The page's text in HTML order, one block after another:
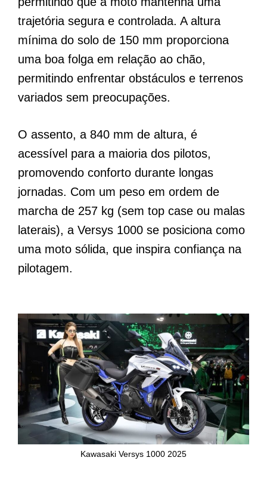
trajetória segura e controlada. A altura
mínima do solo de 150 mm proporciona
uma boa folga em relação ao chão,
permitindo enfrentar obstáculos e terrenos
variados sem preocupações.
O assento, a 840 mm de altura, é
acessível para a maioria dos pilotos,
promovendo conforto durante longas
jornadas. Com um peso em ordem de
marcha de 257 kg (sem top case ou malas
laterais), a Versys 1000 se posiciona como
uma moto sólida, que inspira confiança na
pilotagem.
Kawasaki Versys 1000 2025